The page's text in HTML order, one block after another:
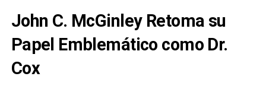
John C. McGinley Retoma su
Papel Emblemático como Dr.
Cox